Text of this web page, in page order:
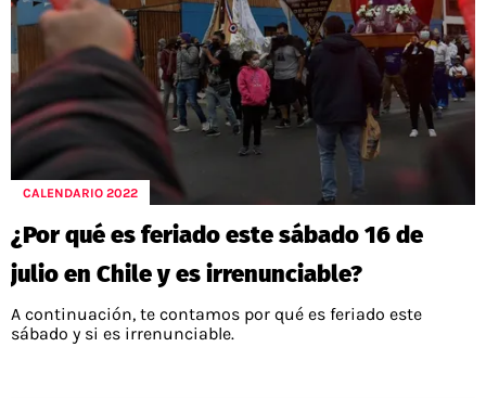
CALENDARIO 2022
¿Por qué es feriado este sábado 16 de
julio en Chile y es irrenunciable?
A continuación, te contamos por qué es feriado este
sábado y si es irrenunciable.